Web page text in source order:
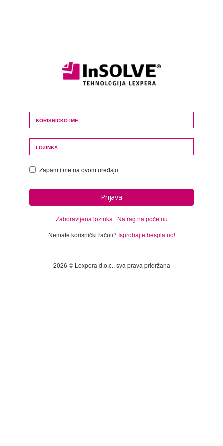
Login Form
Zapamti me na ovom uređaju
Prijava
Zaboravljena lozinka
Natrag na početnu
Nemate korisnički račun? Isprobajte besplatno!
2026 © Lexpera d.o.o., sva prava pridržana